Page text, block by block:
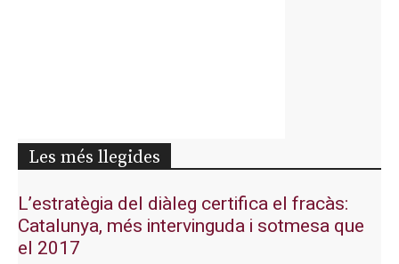
Les més llegides
L’estratègia del diàleg certifica el fracàs:
Catalunya, més intervinguda i sotmesa que
el 2017